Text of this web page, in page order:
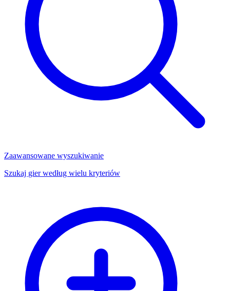
Zaawansowane wyszukiwanie
Szukaj gier według wielu kryteriów